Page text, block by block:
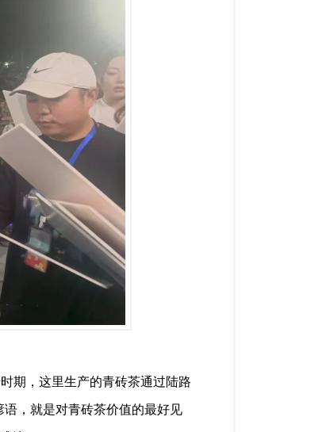
期，这里生产的青砖茶通过陆路
，就是对青砖茶价值的最好见